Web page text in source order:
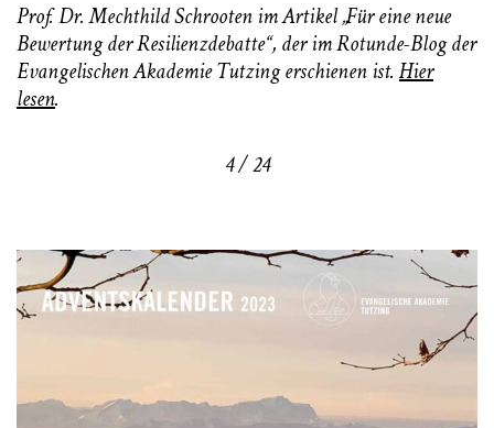
Prof. Dr. Mechthild Schrooten im Artikel „Für eine neue
Bewertung der Resilienzdebatte“, der im Rotunde-Blog der
Evangelischen Akademie Tutzing erschienen ist.Hier
lesen.
4 / 24